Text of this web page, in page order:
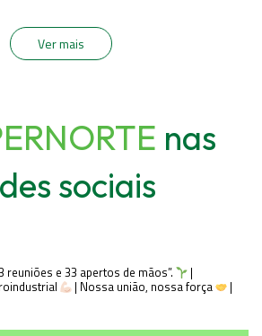
Ver mais
nas
sociais
reuniões e 33 apertos de mãos”.
|
| Nossa união, nossa força
|